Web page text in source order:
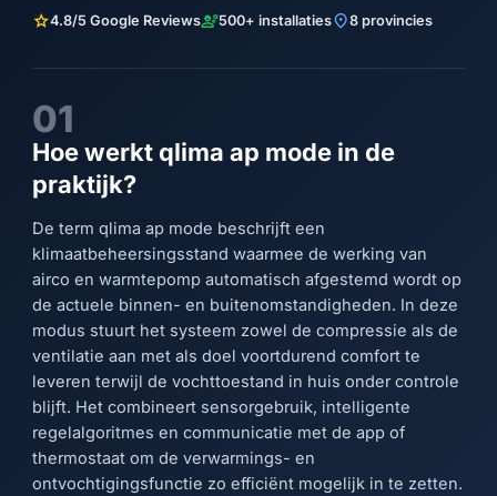
star4.8/5 Google Reviewsengineering500+ installatieslocation_on8 provincies
01
Hoe werkt qlima ap mode in de
praktijk?
De term qlima ap mode beschrijft een
klimaatbeheersingsstand waarmee de werking van
airco en warmtepomp automatisch afgestemd wordt op
de actuele binnen- en buitenomstandigheden. In deze
modus stuurt het systeem zowel de compressie als de
ventilatie aan met als doel voortdurend comfort te
leveren terwijl de vochttoestand in huis onder controle
blijft. Het combineert sensorgebruik, intelligente
regelalgoritmes en communicatie met de app of
thermostaat om de verwarmings- en
ontvochtigingsfunctie zo efficiënt mogelijk in te zetten.